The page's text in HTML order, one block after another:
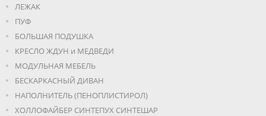
ЛЕЖАК
ПУФ
БОЛЬШАЯ ПОДУШКА
КРЕСЛО ЖДУН и МЕДВЕДИ
МОДУЛЬНАЯ МЕБЕЛЬ
БЕСКАРКАСНЫЙ ДИВАН
НАПОЛНИТЕЛЬ (ПЕНОПЛИСТИРОЛ)
ХОЛЛОФАЙБЕР СИНТЕПУХ СИНТЕШАР